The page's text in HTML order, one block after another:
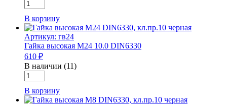
Количество
товара
Гайка
высокая
М16
10.0
DIN6330
В корзину
Артикул: гв24
Гайка высокая М24 10.0 DIN6330
610 ₽
В наличии (11)
Количество
товара
Гайка
высокая
В корзину